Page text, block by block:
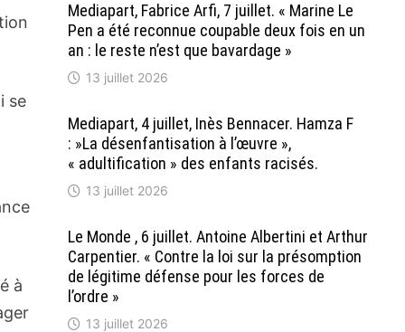
se
à
Mediapart, Fabrice Arfi, 7 juillet. « Marine Le
Pen a été reconnue coupable deux fois en un
an : le reste n’est que bavardage »
13 juillet 2026
Mediapart, 4 juillet, Inès Bennacer. Hamza F
: »La désenfantisation à l’œuvre »,
« adultification » des enfants racisés.
13 juillet 2026
Le Monde , 6 juillet. Antoine Albertini et Arthur
Carpentier. « Contre la loi sur la présomption
de légitime défense pour les forces de
l’ordre »
13 juillet 2026